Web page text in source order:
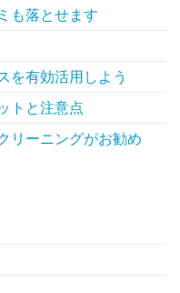
も落とせます
を有効活用しよう
トと注意点
リーニングがお勧め